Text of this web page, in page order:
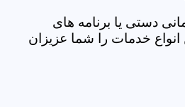
دستی یا برنامه های
خدمات را شما عزیزان